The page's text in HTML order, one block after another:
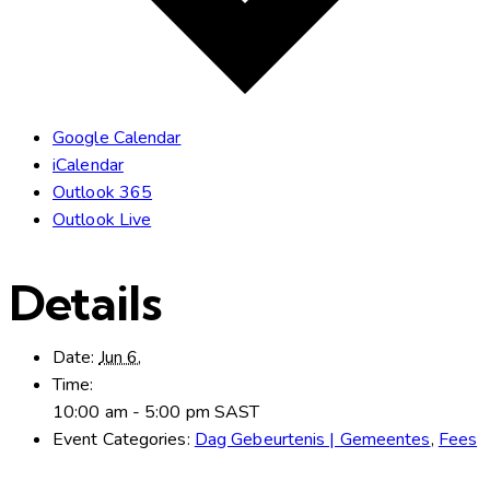
Google Calendar
iCalendar
Outlook 365
Outlook Live
Details
Date: Jun 6,
Time:
10:00 am - 5:00 pm SAST
Event Categories: Dag Gebeurtenis | Gemeentes, Fees